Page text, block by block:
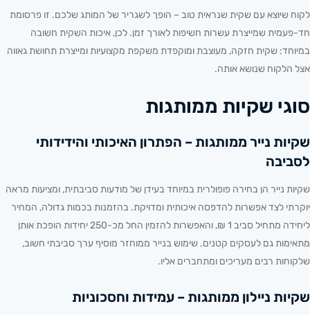
לקוח שיוצא עם שקית שנראית טוב – הופך לשגריר של המותג שלכם. זו פרסומת
חד-פעמית שמייצרת עשרות חשיפות לאורך זמן. לכן, איכות השקית חשובה
במיוחד: שקית חזקה, מעוצבת ומוקפדת משקפת מקצועיות ומייצרת תחושת גאווה
אצל הלקוח שנושא אותה.
סוגי שקיות ממותגות
שקיות נייר ממותגות – הפתרון האיכותי והידידותי
לסביבה
שקיות נייר הן בחירה פופולרית במיוחד בעידן של מודעות סביבתית, ומציעות מראה
יוקרתי לצד אפשרות להדפסה איכותית ומדויקת. בהזמנות בכמות גדולה, המחיר
ליחידה מתחיל סביב 1 ₪, והאפשרות להזמין החל מכ-250 יחידות הופכת אותן
מתאימות גם לעסקים קטנים. שימוש בנייר ממוחזר מוסיף ערך סביבתי חשוב,
שלקוחות רבים מעריכים ומתחברים אליו.
שקיות ניילון ממותגות – עמידות וחסכוניות